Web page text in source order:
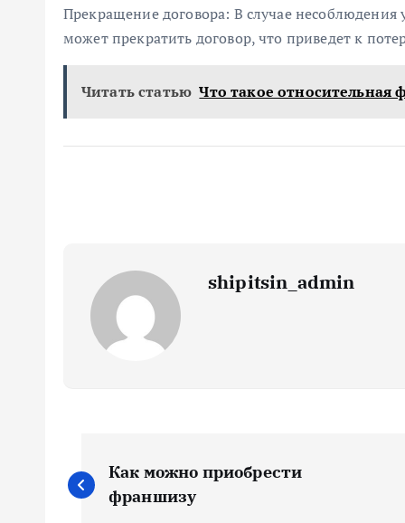
Прекращение договора: В случае
может прекратить договор, что приведет к
Читать статью Что такое относительная
shipitsin_admin
Н
а
Как можно приобрести
франшизу